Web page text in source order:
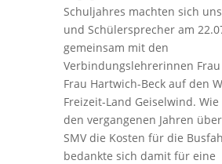
Schuljahres machten sich
und Schülersprecher am
gemeinsam mit den
Verbindungslehrerinnen
Frau Hartwich-Beck auf den
Freizeit-Land Geiselwind.
den vergangenen Jahren
SMV die Kosten für die
bedankte sich damit für eine